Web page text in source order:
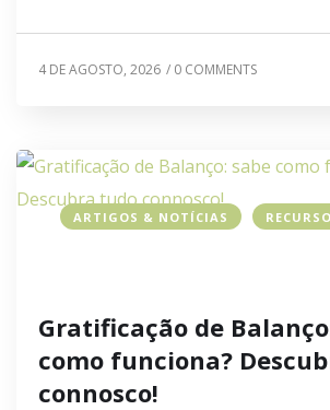
4 DE AGOSTO, 2026 / 0 COMMENTS
ARTIGOS & NOTÍCIAS
Gratificação de
como funciona?
connosco!